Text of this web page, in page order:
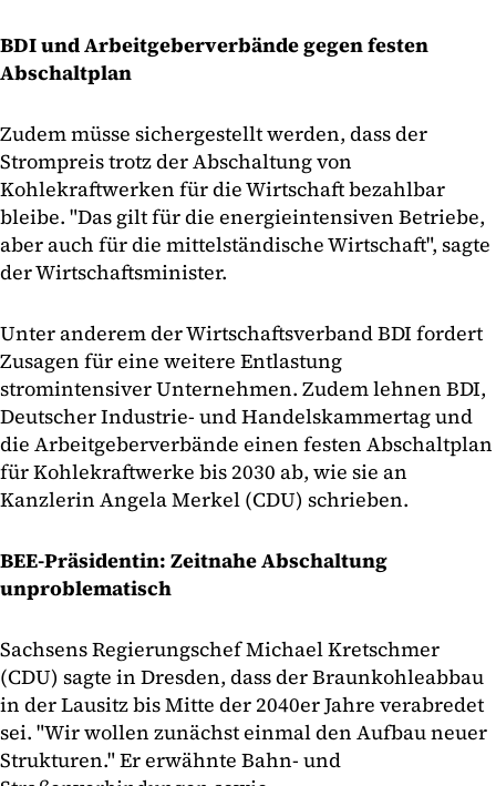
BDI und Arbeitgeberverbände gegen festen
Abschaltplan
Zudem müsse sichergestellt werden, dass der
Strompreis trotz der Abschaltung von
Kohlekraftwerken für die Wirtschaft bezahlbar
bleibe. "Das gilt für die energieintensiven Betriebe,
aber auch für die mittelständische Wirtschaft", sagte
der Wirtschaftsminister.
Unter anderem der Wirtschaftsverband BDI fordert
Zusagen für eine weitere Entlastung
stromintensiver Unternehmen. Zudem lehnen BDI,
Deutscher Industrie- und Handelskammertag und
die Arbeitgeberverbände einen festen Abschaltplan
für Kohlekraftwerke bis 2030 ab, wie sie an
Kanzlerin Angela Merkel (CDU) schrieben.
BEE-Präsidentin: Zeitnahe Abschaltung
unproblematisch
Sachsens Regierungschef Michael Kretschmer
(CDU) sagte in Dresden, dass der Braunkohleabbau
in der Lausitz bis Mitte der 2040er Jahre verabredet
sei. "Wir wollen zunächst einmal den Aufbau neuer
Strukturen." Er erwähnte Bahn- und